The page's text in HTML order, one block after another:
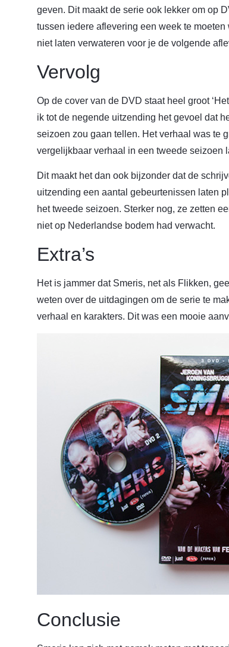
geven. Dit maakt de serie ook lekker om op
tussen iedere aflevering een week te
niet laten verwateren voor je de volgende
Vervolg
Op de cover van de DVD staat heel groot
ik tot de negende uitzending het gevoel dat
seizoen zou gaan tellen. Het verhaal was te
vergelijkbaar verhaal in een tweede
Dit maakt het dan ook bijzonder dat de
uitzending een aantal gebeurtenissen laten
het tweede seizoen. Sterker nog, ze zetten
niet op Nederlandse bodem had verwacht.
Extra’s
Het is jammer dat Smeris, net als Flikken,
weten over de uitdagingen om de serie te
verhaal en karakters. Dit was een mooie
Conclusie